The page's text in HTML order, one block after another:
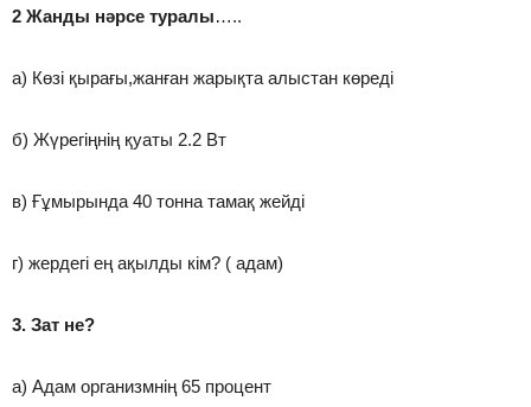
2 Жанды нәрсе туралы…..
а) Көзі қырағы,жанған жарықта алыстан көреді
б) Жүрегіңнің қуаты 2.2 Вт
в) Ғұмырында 40 тонна тамақ жейді
г) жердегі ең ақылды кім? ( адам)
3. Зат не?
а) Адам организмнің 65 процент